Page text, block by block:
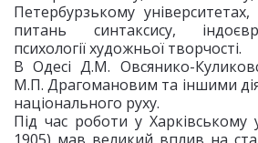
Петербурзькому
питань синтаксису,
психології художньої творчості.
В Одесі Д.М. Овсянико-
М.П. Драгомановим та іншими
національного руху.
Під час роботи у Харківському